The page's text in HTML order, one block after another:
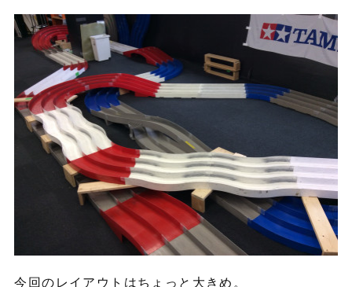
今回のレイアウトはちょっと大きめ。